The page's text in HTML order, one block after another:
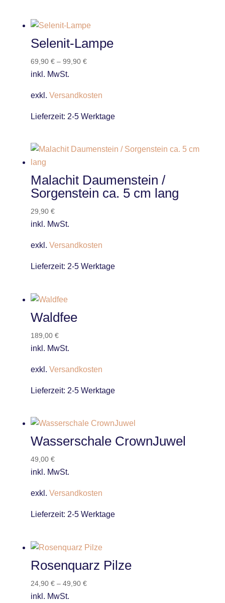
Selenit-Lampe
69,90 €– 99,90 €
inkl. MwSt.
exkl. Versandkosten
Lieferzeit: 2-5 Werktage
Malachit Daumenstein /
Sorgenstein ca. 5 cm lang
29,90 €
inkl. MwSt.
exkl. Versandkosten
Lieferzeit: 2-5 Werktage
Waldfee
189,00 €
inkl. MwSt.
exkl. Versandkosten
Lieferzeit: 2-5 Werktage
Wasserschale CrownJuwel
49,00 €
inkl. MwSt.
exkl. Versandkosten
Lieferzeit: 2-5 Werktage
Rosenquarz Pilze
24,90 €– 49,90 €
inkl. MwSt.